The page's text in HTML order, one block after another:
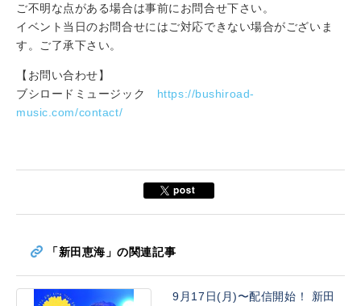
ご不明な点がある場合は事前にお問合せ下さい。
イベント当日のお問合せにはご対応できない場合がございま
す。ご了承下さい。
【お問い合わせ】
ブシロードミュージック https://bushiroad-
music.com/contact/
「新田恵海」の関連記事
9月17日(月)〜配信開始！ 新田